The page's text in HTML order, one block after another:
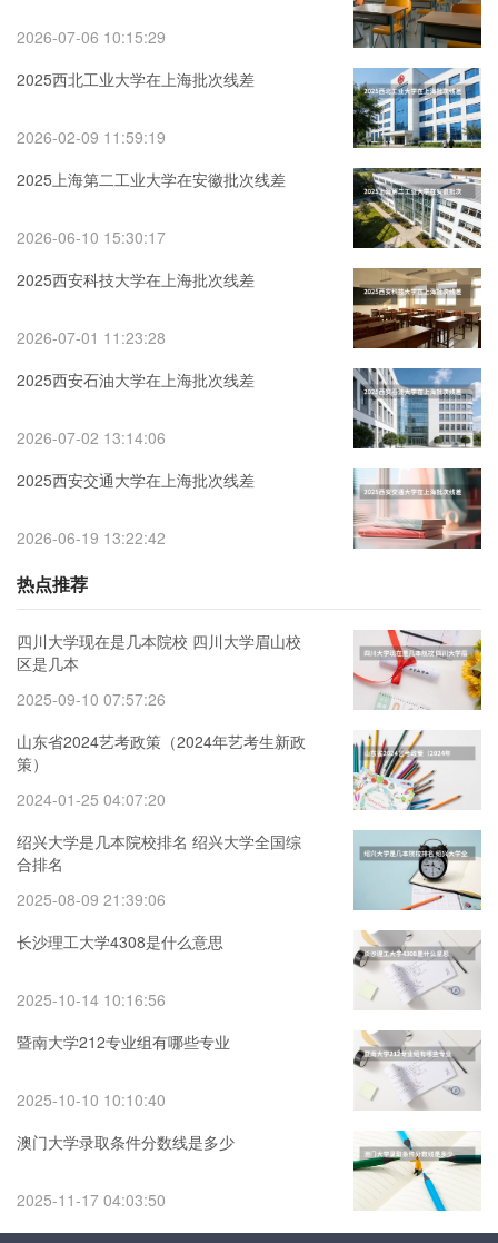
2026-07-06 10:15:29
2025西北工业大学在上海批次线差
2026-02-09 11:59:19
2025上海第二工业大学在安徽批次线差
2026-06-10 15:30:17
2025西安科技大学在上海批次线差
2026-07-01 11:23:28
2025西安石油大学在上海批次线差
2026-07-02 13:14:06
2025西安交通大学在上海批次线差
2026-06-19 13:22:42
热点推荐
四川大学现在是几本院校 四川大学眉山校
区是几本
2025-09-10 07:57:26
山东省2024艺考政策（2024年艺考生新政
策）
2024-01-25 04:07:20
绍兴大学是几本院校排名 绍兴大学全国综
合排名
2025-08-09 21:39:06
长沙理工大学4308是什么意思
2025-10-14 10:16:56
暨南大学212专业组有哪些专业
2025-10-10 10:10:40
澳门大学录取条件分数线是多少
2025-11-17 04:03:50